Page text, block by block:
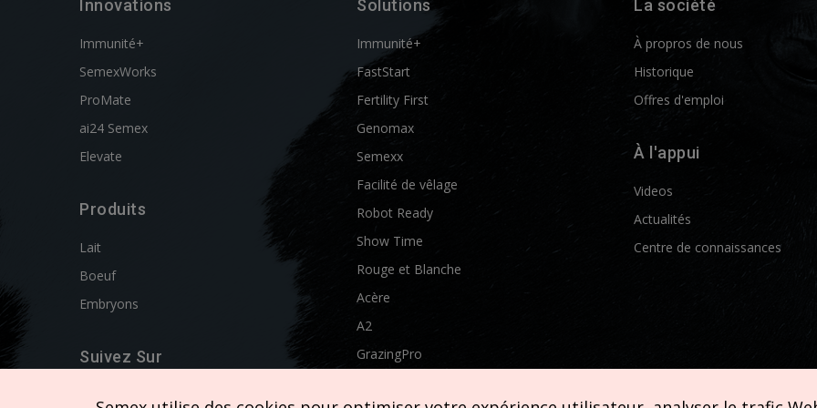
Innovations
Immunité+
SemexWorks
ProMate
ai24 Semex
Elevate
Produits
Lait
Boeuf
Embryons
Suivez Sur
Solutions
Immunité+
FastStart
Fertility First
Genomax
Semexx
Facilité de vêlage
Robot Ready
Show Time
Rouge et Blanche
Acère
A2
GrazingPro
La société
À propros de nous
Historique
Offres d'emploi
À l'appui
Videos
Actualités
Centre de connaissances